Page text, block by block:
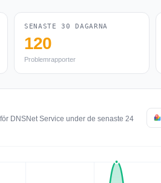
SENASTE 30 DAGARNA
120
Problemrapporter
DNSNet Service under de senaste 24